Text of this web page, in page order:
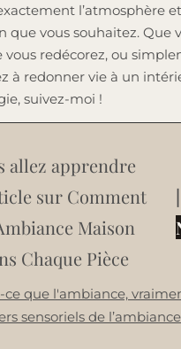
l’atmosphère et
que vous souhaitez. Que
redécorez, ou
à redonner vie à un
suivez-moi !
allez apprendre
sur Comment
Maison
Chaque Pièce
|
ce que l'ambiance,
sensoriels de l’ambiance